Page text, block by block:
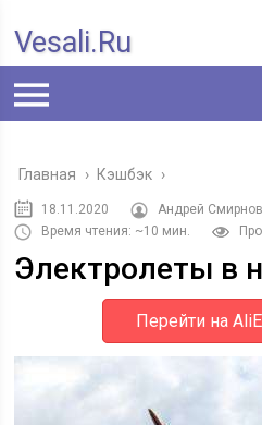
Vesali.ru
Главная › Кэшбэк ›
18.11.2020
Андрей Смирнов
Время чтения: ~10 мин.
Электролеты в
Перейти на